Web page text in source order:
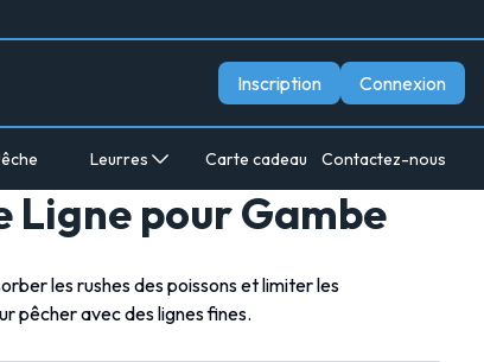
Inscription Connexion
Leurres Carte cadeau Contactez-nous
Ligne pour Gambe
les rushes des poissons et limiter les
pêcher avec des lignes fines.